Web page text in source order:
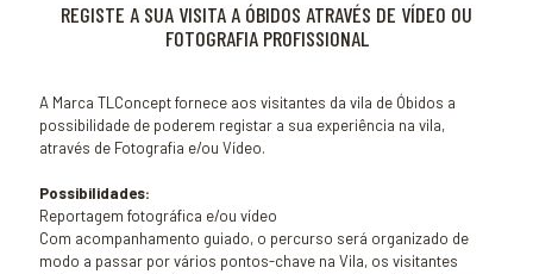
REGISTE A SUA VISITA A ÓBIDOS ATRAVÉS DE VÍDEO OU
FOTOGRAFIA PROFISSIONAL
A Marca TLConcept fornece aos visitantes da vila de Óbidos a
possibilidade de poderem registar a sua experiência na vila,
através de Fotografia e/ou Vídeo.
Possibilidades:
Reportagem fotográfica e/ou vídeo
Com acompanhamento guiado, o percurso será organizado de
modo a passar por vários pontos-chave na Vila, os visitantes